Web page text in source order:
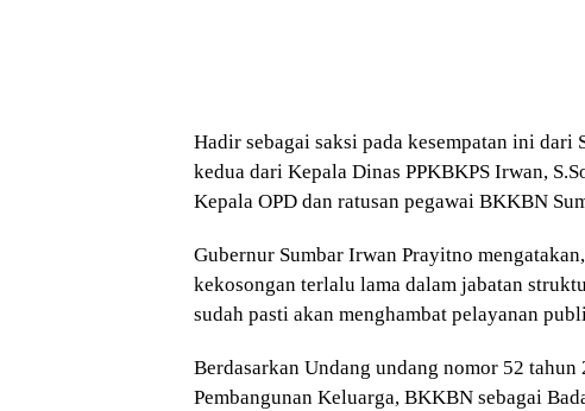
Hadir sebagai saksi pada kesempatan ini
kedua dari Kepala Dinas PPKBKPS Irwan,
Kepala OPD dan ratusan pegawai BKKBN
Gubernur Sumbar Irwan Prayitno
kekosongan terlalu lama dalam jabatan
sudah pasti akan menghambat pelayanan
Berdasarkan Undang undang nomor 52
Pembangunan Keluarga, BKKBN sebagai